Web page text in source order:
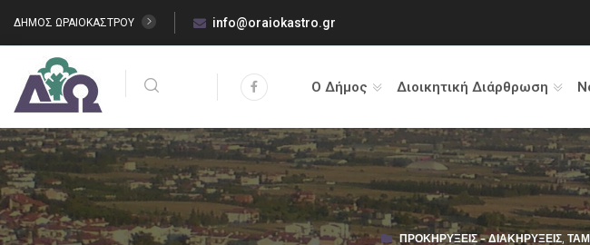
ΔΗΜΟΣ ΩΡΑΙΟΚΑΣΤΡΟΥ info@oraiokastro.gr
Ο Δήμος Διοικητική Διάρθρωση
ΠΡΟΚΗΡΎΞΕΙΣ – ΔΙΑΚΗΡΎΞΕΙΣ,